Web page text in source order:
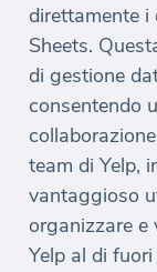
direttamente i
Sheets.
di gestione
consentendo
team di Yelp,
vantaggioso
organizzare e
Yelp al di